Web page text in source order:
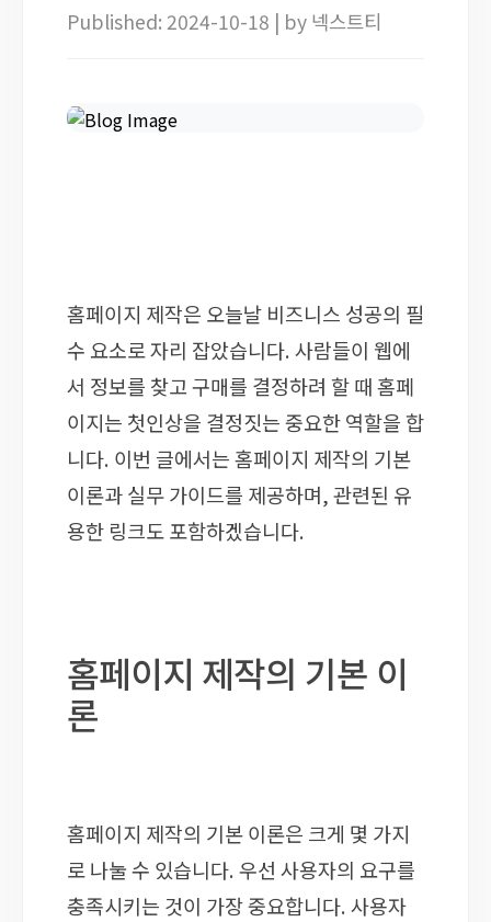
Published: 2024-10-18 | by 넥스트티
홈페이지 제작은 오늘날 비즈니스 성공의 필
수 요소로 자리 잡았습니다. 사람들이 웹에
서 정보를 찾고 구매를 결정하려 할 때 홈페
이지는 첫인상을 결정짓는 중요한 역할을 합
니다. 이번 글에서는 홈페이지 제작의 기본
이론과 실무 가이드를 제공하며, 관련된 유
용한 링크도 포함하겠습니다.
홈페이지 제작의 기본 이
론
홈페이지 제작의 기본 이론은 크게 몇 가지
로 나눌 수 있습니다. 우선 사용자의 요구를
충족시키는 것이 가장 중요합니다. 사용자